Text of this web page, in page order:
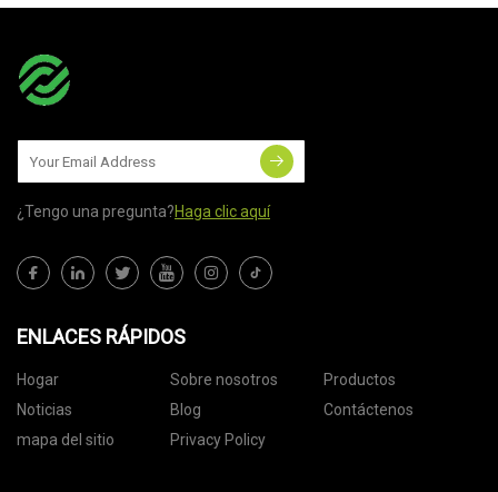
¿Tengo una pregunta?Haga clic aquí
ENLACES RÁPIDOS
Hogar Sobre nosotros
Productos
Noticias
Blog
Contáctenos
mapa del sitio
Privacy Policy